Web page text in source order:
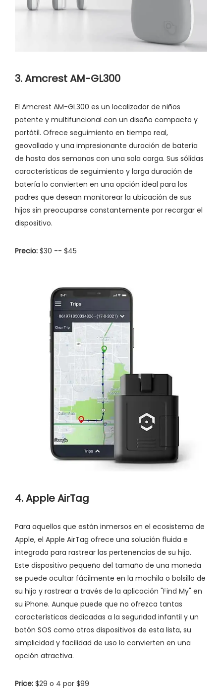
3. Amcrest AM-GL300
El Amcrest AM-GL300 es un localizador de niños
potente y multifuncional con un diseño compacto y
portátil. Ofrece seguimiento en tiempo real,
geovallado y una impresionante duración de batería
de hasta dos semanas con una sola carga. Sus sólidas
características de seguimiento y larga duración de
batería lo convierten en una opción ideal para los
padres que desean monitorear la ubicación de sus
hijos sin preocuparse constantemente por recargar el
dispositivo.
Precio: $30 -- $45
4. Apple AirTag
Para aquellos que están inmersos en el ecosistema de
Apple, el Apple AirTag ofrece una solución fluida e
integrada para rastrear las pertenencias de su hijo.
Este dispositivo pequeño del tamaño de una moneda
se puede ocultar fácilmente en la mochila o bolsillo de
su hijo y rastrear a través de la aplicación "Find My" en
su iPhone. Aunque puede que no ofrezca tantas
características dedicadas a la seguridad infantil y un
botón SOS como otros dispositivos de esta lista, su
simplicidad y facilidad de uso lo convierten en una
opción atractiva.
Price: $29 o 4 por $99